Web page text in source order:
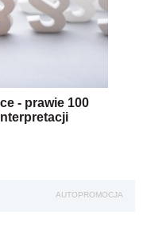
- prawie 100
AUTOPROMOCJA